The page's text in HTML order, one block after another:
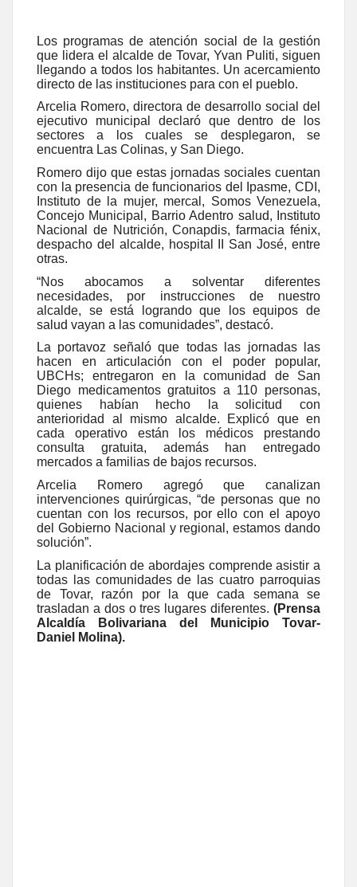
Los programas de atención social de la gestión
que lidera el alcalde de Tovar, Yvan Puliti, siguen
llegando a todos los habitantes. Un acercamiento
directo de las instituciones para con el pueblo.
Arcelia Romero, directora de desarrollo social del
ejecutivo municipal declaró que dentro de los
sectores a los cuales se desplegaron, se
encuentra Las Colinas, y San Diego.
Romero dijo que estas jornadas sociales cuentan
con la presencia de funcionarios del Ipasme, CDI,
Instituto de la mujer, mercal, Somos Venezuela,
Concejo Municipal, Barrio Adentro salud, Instituto
Nacional de Nutrición, Conapdis, farmacia fénix,
despacho del alcalde, hospital II San José, entre
otras.
“Nos abocamos a solventar diferentes
necesidades, por instrucciones de nuestro
alcalde, se está logrando que los equipos de
salud vayan a las comunidades”, destacó.
La portavoz señaló que todas las jornadas las
hacen en articulación con el poder popular,
UBCHs; entregaron en la comunidad de San
Diego medicamentos gratuitos a 110 personas,
quienes habían hecho la solicitud con
anterioridad al mismo alcalde. Explicó que en
cada operativo están los médicos prestando
consulta gratuita, además han entregado
mercados a familias de bajos recursos.
Arcelia Romero agregó que canalizan
intervenciones quirúrgicas, “de personas que no
cuentan con los recursos, por ello con el apoyo
del Gobierno Nacional y regional, estamos dando
solución”.
La planificación de abordajes comprende asistir a
todas las comunidades de las cuatro parroquias
de Tovar, razón por la que cada semana se
trasladan a dos o tres lugares diferentes. (Prensa
Alcaldía Bolivariana del Municipio Tovar-
Daniel Molina).